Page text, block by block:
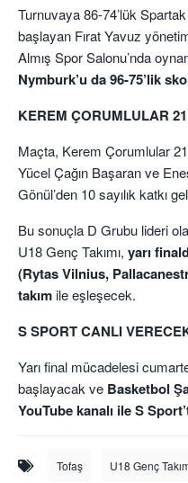
Turnuvaya 86-74’lük
başlayan Fırat Yavuz
Almış Spor Salonu’nda
Nymburk’u da 96-75’lik
KEREM ÇORUMLULAR
Maçta, Kerem Çorumlular
Yücel Çağın Başaran ve
Gönül’den 10 sayılık katkı
Bu sonuçla D Grubu lideri
U18 Genç Takımı, yarı
(Rytas Vilnius,
takımile eşleşecek.
S SPORT CANLI
Yarı final mücadelesi
başlayacak ve Basketbol
YouTube kanalı ile S
Tofaş U18 Genç